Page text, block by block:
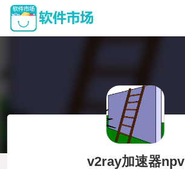
v2ray加速器npv